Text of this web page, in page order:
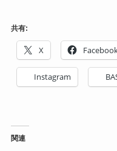
共有:
X
Instagram
関連